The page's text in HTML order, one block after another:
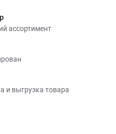
ассортимент
и выгрузка товара